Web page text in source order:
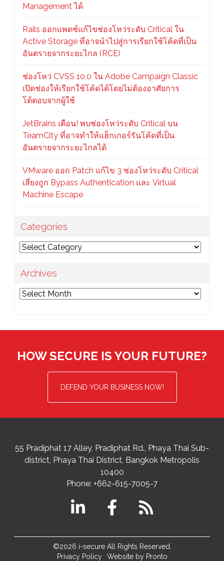
Management ได้
Rails ออกแพตช์แก้ไขช่องโหว่ระดับ Critical ใน
Active Storage ที่อาจนำไปสู่การเรียกใช้โค้ดที่เป็น
อันตรายจากระยะไกล (RCE)
ช่องโหว่ CVSS 10.0 ใน Adobe Campaign Classic
เปิดช่องให้เรียกใช้โค้ดได้โดยไม่ต้องอาศัยการ
โต้ตอบจากผู้ใช้
JetBrains เตือน! พบช่องโหว่ระดับ Critical บน
TeamCity ที่อาจทำให้แฮ็กเกอร์รันโค้ดที่เป็น
อันตรายจากระยะไกลได้
VMware ออก Patch แก้ไข 3 ช่องโหว่ระดับ Critical
เสี่ยงถูก Bypass Authentication และ Virtual
Machine Escape
Categories
Categories
Archives
Archives
HOW SECURE IS YOUR FUTURE?
DEFEND YOUR BUSINESS NOW!
55 Pradiphat 17 Alley, Pradiphat Rd., Phaya Thai Sub-
district Phaya Thai District, Bangkok Metropolis
10400
Phone: +662-615-7005-7
©2026 i-secure All Rights Reserved.
Privacy Policy
Website by Pronto